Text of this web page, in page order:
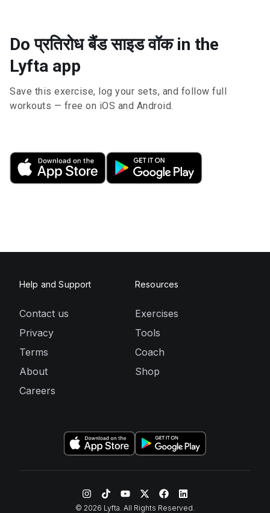
Do प्रतिरोध बैंड साइड वॉक in the
Lyfta app
Save this exercise, log your sets, and follow full
workouts — free on iOS and Android.
Help and Support
Contact us
Privacy
Terms
About
Careers
Resources
Exercises
Tools
Coach
Shop
© 2026 Lyfta. All Rights Reserved.